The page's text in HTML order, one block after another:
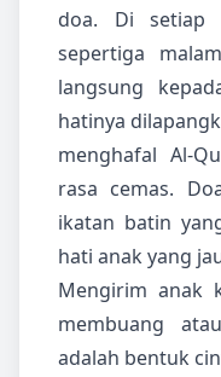
doa. Di setiap
sepertiga
langsung
hatinya
menghafal Al-
rasa cemas.
ikatan batin
hati anak yang
Mengirim anak
membuang
adalah bentuk